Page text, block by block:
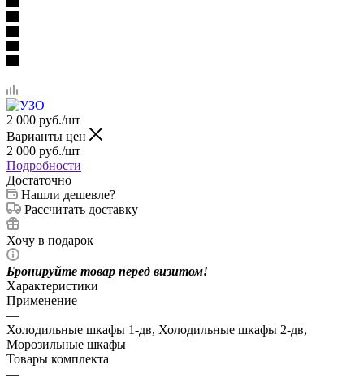
2 000 руб./шт
Варианты цен
2 000 руб./шт
Подробности
Достаточно
Нашли дешевле?
Рассчитать доставку
Хочу в подарок
Бронируйте товар перед визитом!
Характеристики
Применение
—
Холодильные шкафы 1-дв, Холодильные шкафы 2-дв,
Морозильные шкафы
Товары комплекта
—